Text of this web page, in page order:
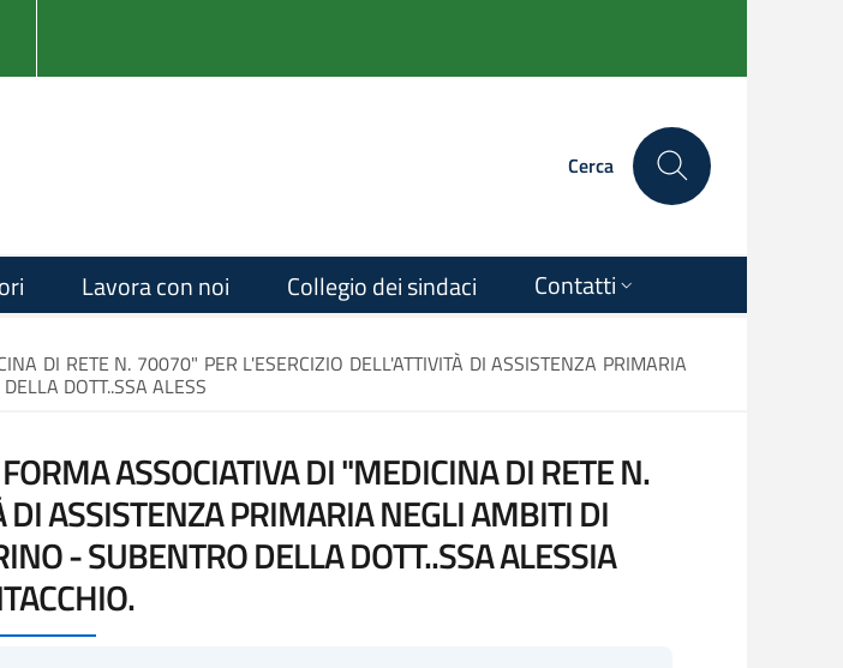
Cerca
Lavora con noi Collegio dei sindaci Contatti
DI RETE N. 70070" PER L'ESERCIZIO DELL'ATTIVITÀ DI ASSISTENZA PRIMARIA
DOTT..SSA ALESS
ASSOCIATIVA DI "MEDICINA DI RETE N.
ASSISTENZA PRIMARIA NEGLI AMBITI DI
- SUBENTRO DELLA DOTT..SSA ALESSIA